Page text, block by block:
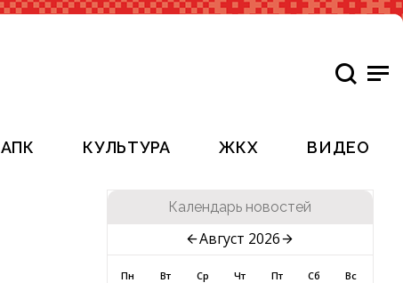
АПК КУЛЬТУРА ЖКХ ВИДЕО
Календарь новостей
Август 2026
Пн Вт Ср Чт Пт Сб Вс